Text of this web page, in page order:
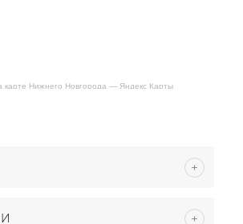
карте Нижнего Новгорода — Яндекс Карты